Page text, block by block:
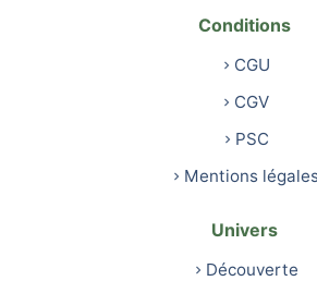
Conditions
CGU
CGV
PSC
Mentions
Univers
Découverte